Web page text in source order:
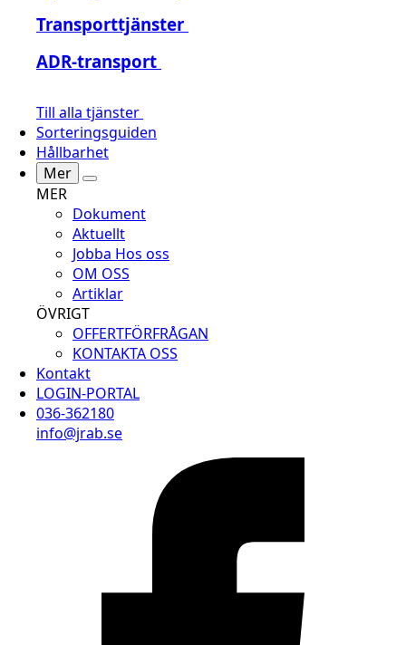
Transporttjänster
ADR-transport
Till alla tjänster
Sorteringsguiden
Hållbarhet
Mer
MER
Dokument
Aktuellt
Jobba Hos oss
OM OSS
Artiklar
ÖVRIGT
OFFERTFÖRFRÅGAN
KONTAKTA OSS
Kontakt
LOGIN-PORTAL
036-362180
info@jrab.se